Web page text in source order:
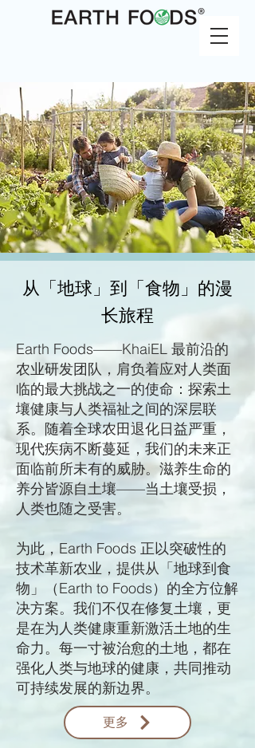
从「地球」到「食物」的漫
长旅程
Earth Foods——KhaiEL 最前沿的
农业研发团队，肩负着应对人类面
临的最大挑战之一的使命：探索土
壤健康与人类福祉之间的深层联
系。随着全球农田退化日益严重，
现代疾病不断蔓延，我们的未来正
面临前所未有的威胁。滋养生命的
养分皆源自土壤——当土壤受损，
人类也随之受害。
为此，Earth Foods 正以突破性的
技术革新农业，提供从「地球到食
物」（Earth to Foods）的全方位解
决方案。我们不仅在修复土壤，更
是在为人类健康重新激活土地的生
命力。每一寸被治愈的土地，都在
强化人类与地球的健康，共同推动
可持续发展的新边界。
更多